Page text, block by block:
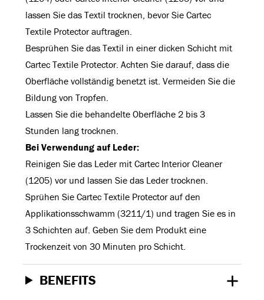
lassen Sie das Textil trocknen, bevor Sie Cartec
Textile Protector auftragen.
Besprühen Sie das Textil in einer dicken Schicht mit
Cartec Textile Protector. Achten Sie darauf, dass die
Oberfläche vollständig benetzt ist. Vermeiden Sie die
Bildung von Tropfen.
Lassen Sie die behandelte Oberfläche 2 bis 3
Stunden lang trocknen.
Bei Verwendung auf Leder:
Reinigen Sie das Leder mit Cartec Interior Cleaner
(1205) vor und lassen Sie das Leder trocknen.
Sprühen Sie Cartec Textile Protector auf den
Applikationsschwamm (3211/1) und tragen Sie es in
3 Schichten auf. Geben Sie dem Produkt eine
Trockenzeit von 30 Minuten pro Schicht.
BENEFITS